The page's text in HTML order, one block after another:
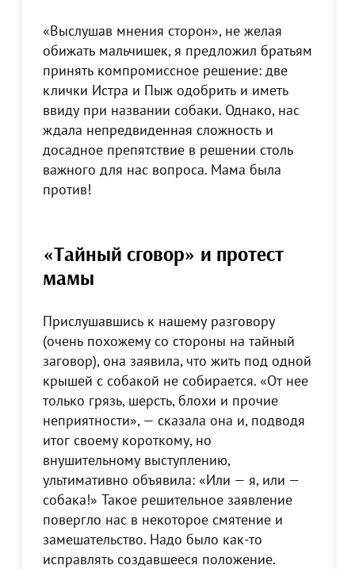
«Выслушав мнения сторон», не желая
обижать мальчишек, я предложил братьям
принять компромиссное решение: две
клички Истра и Пыж одобрить и иметь
ввиду при названии собаки. Однако, нас
ждала непредвиденная сложность и
досадное препятствие в решении столь
важного для нас вопроса. Мама была
против!
«Тайный сговор» и протест
мамы
Прислушавшись к нашему разговору
(очень похожему со стороны на тайный
заговор), она заявила, что жить под одной
крышей с собакой не собирается. «От нее
только грязь, шерсть, блохи и прочие
неприятности», — сказала она и, подводя
итог своему короткому, но
внушительному выступлению,
ультимативно объявила: «Или — я, или —
собака!» Такое решительное заявление
повергло нас в некоторое смятение и
замешательство. Надо было как-то
исправлять создавшееся положение.